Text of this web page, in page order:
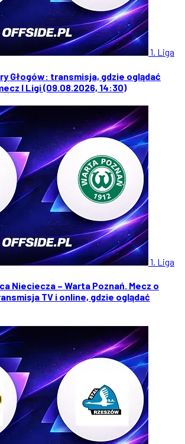
1. Liga
Głogów: transmisja, gdzie oglądać
I Ligi (09.08.2026, 14:30)
1. Liga
Nieciecza – Warta Poznań. Mecz o
TV i online, gdzie oglądać